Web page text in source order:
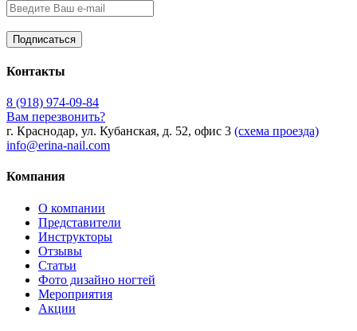
Контакты
8 (918) 974-09-84
Вам перезвонить?
г. Краснодар, ул. Кубанская, д. 52, офис 3 (схема проезда)
info@erina-nail.com
Компания
О компании
Представители
Инструкторы
Отзывы
Статьи
Фото дизайно ногтей
Мероприятия
Акции